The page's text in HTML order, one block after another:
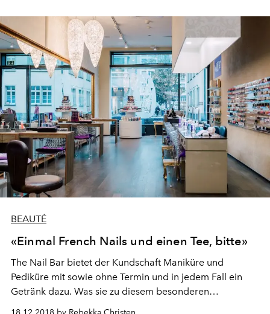
BEAUTÉ
«Einmal French Nails und einen Tee, bitte»
The Nail Bar bietet der Kundschaft Maniküre und
Pediküre mit sowie ohne Termin und in jedem Fall ein
Getränk dazu. Was sie zu diesem besonderen
Nagelstudio-Konzept mit Bar-Ambiente inspiriert hat